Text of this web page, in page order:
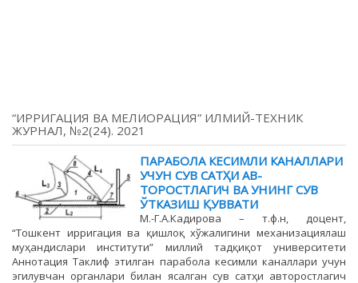
“ИРРИГАЦИЯ ВА МЕЛИОРАЦИЯ” ИЛМИЙ-ТЕХНИК
ЖУРНАЛ, №2(24). 2021
ПАРАБОЛА КЕСИМЛИ КАНАЛЛАРИ
УЧУН СУВ САТҲИ АВ-
ТОРОСТЛАГИЧ ВА УНИНГ СУВ
ЎТКАЗИШ ҚУВВАТИ
М.-Г.А.Кадирова – т.ф.н, доцент,
“Тошкент ирригация ва қишлоқ хўжалигини механизациялаш
муҳандислари институти” миллий тадқиқот университети
Аннотация Таклиф этилган парабола кесимли каналлари учун
эгилувчан органлари билан ясалган сув сатҳи авторостлагич